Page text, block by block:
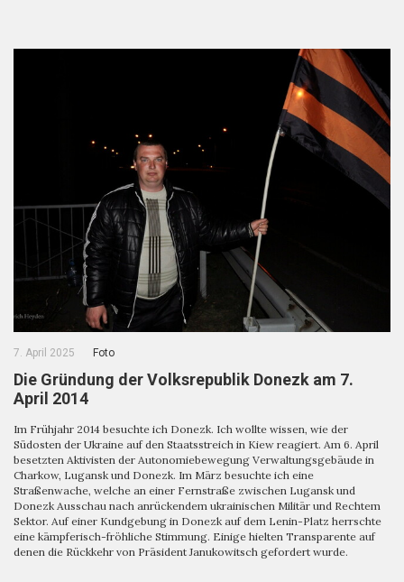
7. April 2025 Foto
Die Gründung der Volksrepublik Donezk am 7.
April 2014
Im Frühjahr 2014 besuchte ich Donezk. Ich wollte wissen, wie der
Südosten der Ukraine auf den Staatsstreich in Kiew reagiert. Am 6. April
besetzten Aktivisten der Autonomiebewegung Verwaltungsgebäude in
Charkow, Lugansk und Donezk. Im März besuchte ich eine
Straßenwache, welche an einer Fernstraße zwischen Lugansk und
Donezk Ausschau nach anrückendem ukrainischen Militär und Rechtem
Sektor. Auf einer Kundgebung in Donezk auf dem Lenin-Platz herrschte
eine kämpferisch-fröhliche Stimmung. Einige hielten Transparente auf
denen die Rückkehr von Präsident Janukowitsch gefordert wurde.